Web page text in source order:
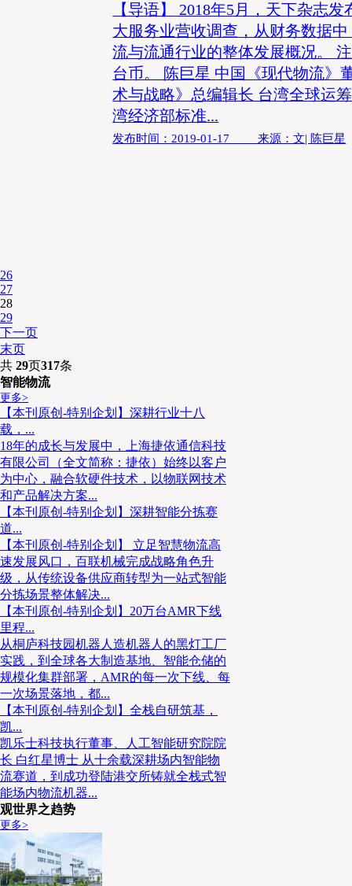
【导语】 2018年5月，天下杂志发
大服务业营收调查，从财务数据
流与流通行业的整体发展概况。
台币。 陈巨星 中国《现代物流》
术与战略》总编辑长 台湾全球运
湾经济部标准...
发布时间：2019-01-17 来源：文| 陈巨星
26
27
28
29
下一页
末页
共 29页317条
智能物流
更多>
【本刊原创-特别企划】深耕行业十八
载，...
18年的成长与发展中，上海捷依通信科技
有限公司（全文简称：捷依）始终以客户
为中心，融合软硬件技术，以物联网技术
和产品解决方案...
【本刊原创-特别企划】深耕智能分拣赛
道...
【本刊原创-特别企划】 立足智慧物流高
速发展风口，百联机械完成战略角色升
级，从传统设备供应商转型为一站式智能
分拣场景整体解决...
【本刊原创-特别企划】20万台AMR下线
里程...
从桐庐科技园机器人造机器人的黑灯工厂
实践，到全球各大制造基地、智能仓储的
规模化集群部署，AMR的每一次下线、每
一次场景落地，都...
【本刊原创-特别企划】全栈自研筑基，
凯...
凯乐士科技执行董事、人工智能研究院院
长 白红星博士 从十余载深耕场内智能物
流赛道，到成功登陆港交所铸就全栈式智
能场内物流机器...
观世界之趋势
更多>